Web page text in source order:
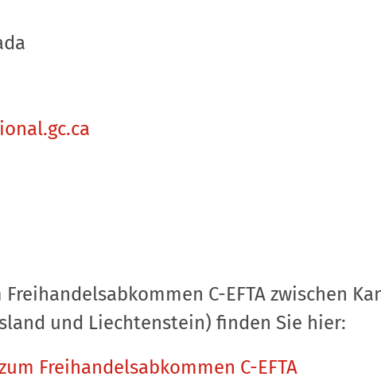
C-EFTA zwischen
und Liechtenstein) finden Sie hier:
Freihandelsabkommen C-EFTA